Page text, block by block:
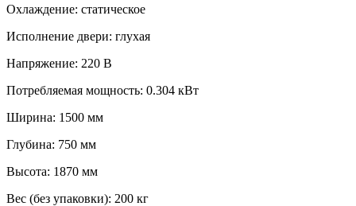
Охлаждение: статическое
Исполнение двери: глухая
Напряжение: 220 В
Потребляемая мощность: 0.304 кВт
Ширина: 1500 мм
Глубина: 750 мм
Высота: 1870 мм
Вес (без упаковки): 200 кг